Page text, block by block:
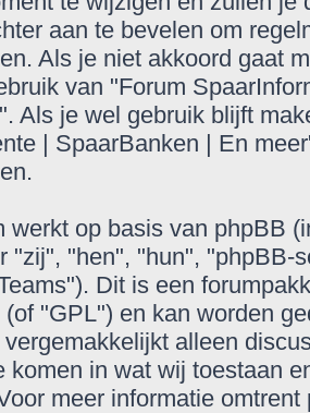
aan te bevelen om
Als je niet akkoord gaat
van "Forum
Als je wel gebruik blijft
| SpaarBanken | En
werkt op basis van phpBB
"zij", "hen", "hun", "phpBB-
Dit is een
(of "GPL") en kan worden
alleen
komen in wat wij toestaan
meer informatie